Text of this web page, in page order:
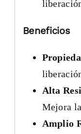
Beneficios
Alta
Mejora
Amplio